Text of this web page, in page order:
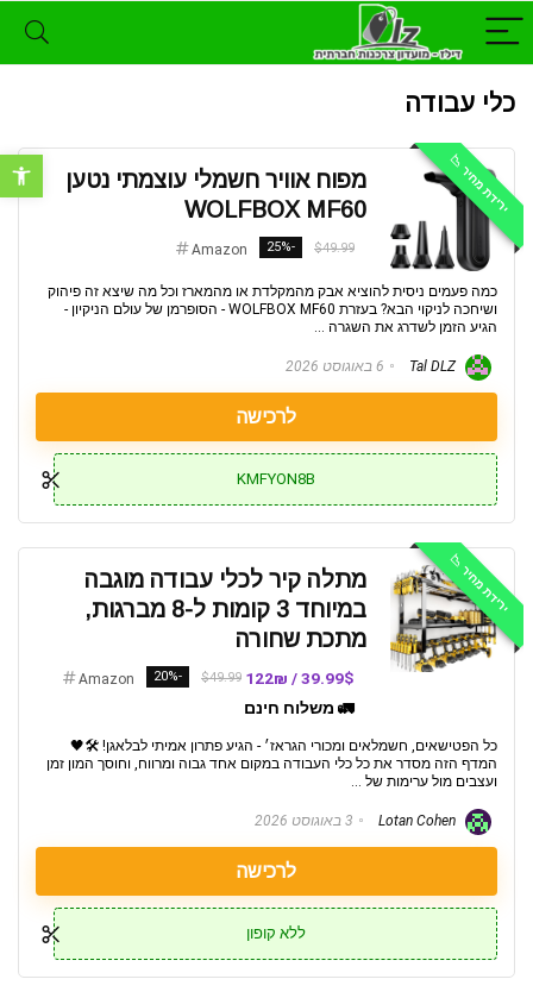
פתח
כלי עבודה
ירידת מחיר 📉
מפוח אוויר חשמלי עוצמתי נטען
WOLFBOX MF60
$49.99
-25%
Amazon
כמה פעמים ניסית להוציא אבק מהמקלדת או מהמארז וכל מה שיצא זה פיהוק
ושיחכה לניקוי הבא? בעזרת WOLFBOX MF60 - הסופרמן של עולם הניקיון -
הגיע הזמן לשדרג את השגרה ...
Tal DLZ 6 באוגוסט 2026
לרכישה
KMFYON8B
ירידת מחיר 📉
מתלה קיר לכלי עבודה מוגבה
במיוחד 3 קומות ל-8 מברגות,
מתכת שחורה
39.99$ / 122₪
$49.99
-20%
Amazon
🚛 משלוח חינם
כל הפטישאים, חשמלאים ומכורי הגראז׳ - הגיע פתרון אמיתי לבלאגן! 🛠️🖤
המדף הזה מסדר את כל כלי העבודה במקום אחד גבוה ומרווח, וחוסך המון זמן
ועצבים מול ערימות של ...
3 באוגוסט 2026
לרכישה
ללא קופון